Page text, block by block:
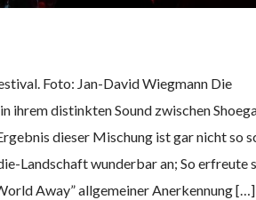
Foto: Jan-David Wiegmann Die
distinkten Sound zwischen
dieser Mischung ist gar nicht so
Landschaft wunderbar an; So erfreute
Away” allgemeiner Anerkennung […]